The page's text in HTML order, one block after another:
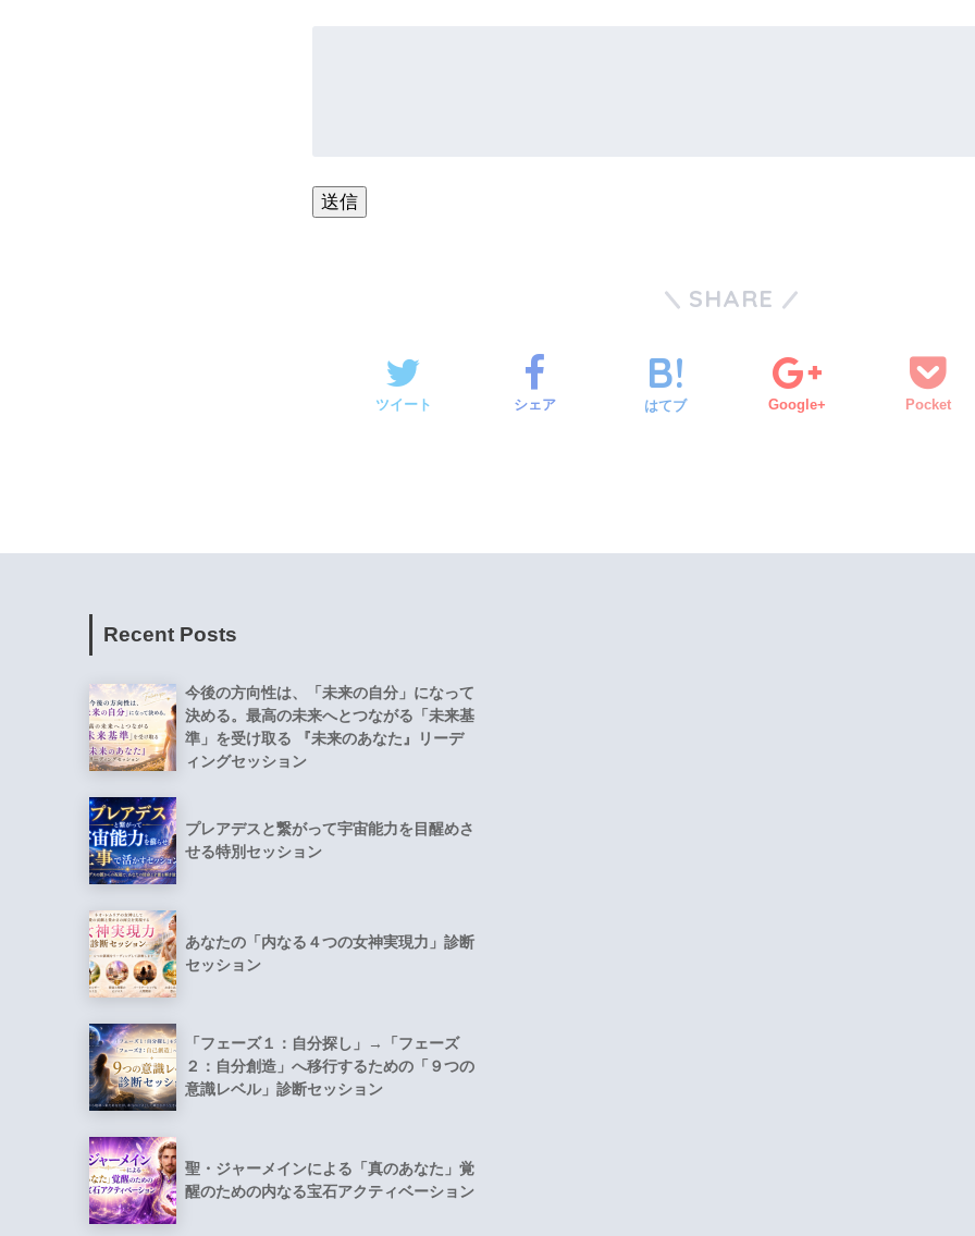
SHARE
ツイート シェア はてブ Google+ Pocket
Recent Posts
今後の方向性は、「未来の自分」になって
決める。最高の未来へとつながる「未来基
準」を受け取る 『未来のあなた』リーデ
ィングセッション
プレアデスと繋がって宇宙能力を目醒めさ
せる特別セッション
あなたの「内なる４つの女神実現力」診断
セッション
「フェーズ１：自分探し」→「フェーズ
２：自分創造」へ移行するための「９つの
意識レベル」診断セッション
聖・ジャーメインによる「真のあなた」覚
醒のための内なる宝石アクティベーション